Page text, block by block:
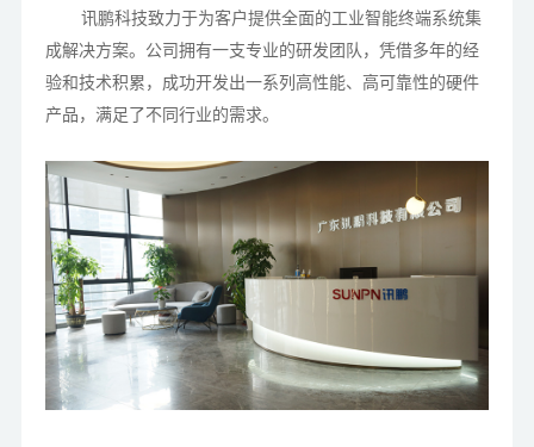
讯鹏科技致力于为客户提供全面的工业智能终端系统集
成解决方案。公司拥有一支专业的研发团队，凭借多年的经
验和技术积累，成功开发出一系列高性能、高可靠性的硬件
产品，满足了不同行业的需求。